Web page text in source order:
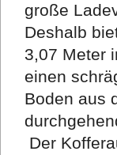
große
Deshalb
3,07 Meter
einen
Boden aus
Der